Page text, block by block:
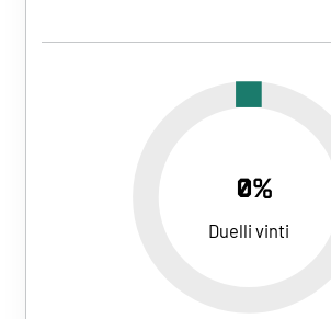
0%
Duelli vinti